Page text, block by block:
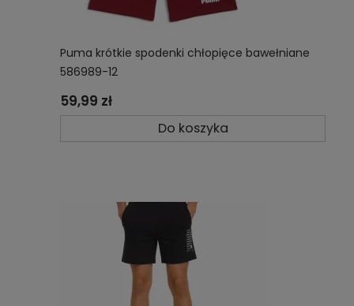
Puma krótkie spodenki chłopięce bawełniane
586989-12
59,99 zł
Do koszyka